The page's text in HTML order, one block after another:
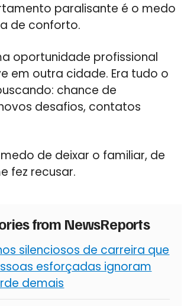
paralisante é o medo
de conforto.
oportunidade profissional
em outra cidade. Era tudo o
chance de
desafios, contatos
de deixar o familiar, de
fez recusar.
from NewsReports
silenciosos de carreira que
esforçadas ignoram
demais